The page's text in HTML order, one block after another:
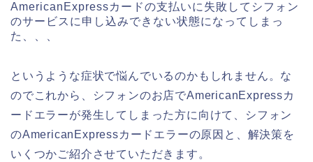
AmericanExpressカードの支払いに失敗してシフォン
のサービスに申し込みできない状態になってしまっ
た、、、
というような症状で悩んでいるのかもしれません。な
のでこれから、シフォンのお店でAmericanExpressカ
ードエラーが発生してしまった方に向けて、シフォン
のAmericanExpressカードエラーの原因と、解決策を
いくつかご紹介させていただきます。